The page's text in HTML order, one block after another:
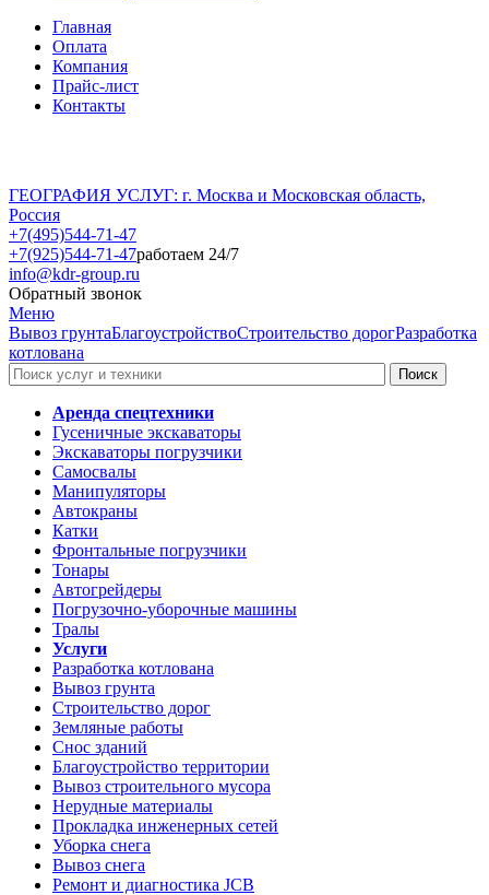
Главная
Оплата
Компания
Прайс-лист
Контакты
ГЕОГРАФИЯ УСЛУГ: г. Москва и Московская область,
Россия
+7(495)544-71-47
+7(925)544-71-47работаем 24/7
info@kdr-group.ru
Обратный звонок
Меню
Вывоз грунтаБлагоустройствоСтроительство дорогРазработка
котлована
Аренда спецтехники
Гусеничные экскаваторы
Экскаваторы погрузчики
Самосвалы
Манипуляторы
Автокраны
Катки
Фронтальные погрузчики
Тонары
Автогрейдеры
Погрузочно-уборочные машины
Тралы
Услуги
Разработка котлована
Вывоз грунта
Строительство дорог
Земляные работы
Снос зданий
Благоустройство территории
Вывоз строительного мусора
Нерудные материалы
Прокладка инженерных сетей
Уборка снега
Вывоз снега
Ремонт и диагностика JCB